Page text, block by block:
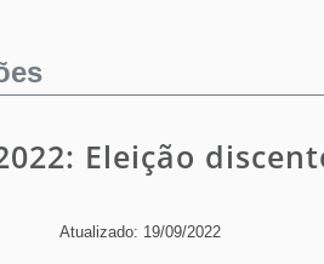
Eleição
Atualizado: 19/09/2022